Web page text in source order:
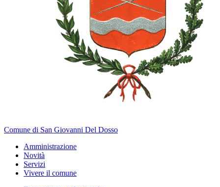
Comune di San Giovanni Del Dosso
Amministrazione
Novità
Servizi
Vivere il comune